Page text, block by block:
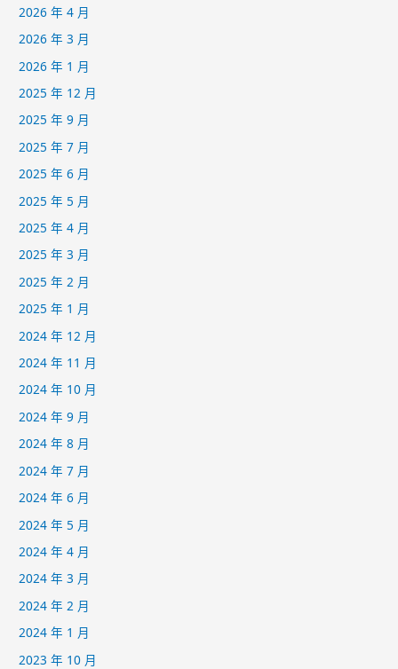
2026 年 4 月
2026 年 3 月
2026 年 1 月
2025 年 12 月
2025 年 9 月
2025 年 7 月
2025 年 6 月
2025 年 5 月
2025 年 4 月
2025 年 3 月
2025 年 2 月
2025 年 1 月
2024 年 12 月
2024 年 11 月
2024 年 10 月
2024 年 9 月
2024 年 8 月
2024 年 7 月
2024 年 6 月
2024 年 5 月
2024 年 4 月
2024 年 3 月
2024 年 2 月
2024 年 1 月
2023 年 10 月